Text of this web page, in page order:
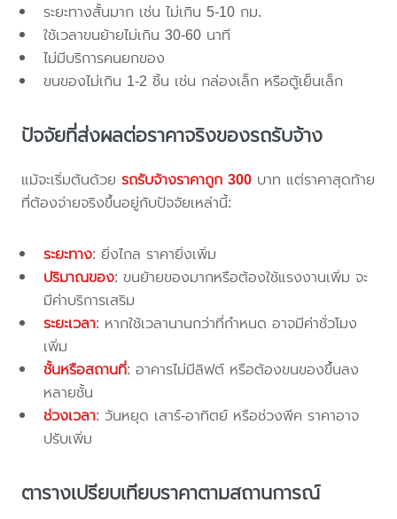
ระยะทางสั้นมาก เช่น ไม่เกิน 5-10 กม.
ใช้เวลาขนย้ายไม่เกิน 30-60 นาที
ไม่มีบริการคนยกของ
ขนของไม่เกิน 1-2 ชิ้น เช่น กล่องเล็ก หรือตู้เย็นเล็ก
ปัจจัยที่ส่งผลต่อราคาจริงของรถรับจ้าง
แม้จะเริ่มต้นด้วยรถรับจ้างราคาถูก 300 บาท แต่ราคาสุดท้าย
ที่ต้องจ่ายจริงขึ้นอยู่กับปัจจัยเหล่านี้:
ระยะทาง: ยิ่งไกล ราคายิ่งเพิ่ม
ปริมาณของ: ขนย้ายของมากหรือต้องใช้แรงงานเพิ่ม จะ
มีค่าบริการเสริม
ระยะเวลา: หากใช้เวลานานกว่าที่กำหนด อาจมีค่าชั่วโมง
เพิ่ม
ชั้นหรือสถานที่: อาคารไม่มีลิฟต์ หรือต้องขนของขึ้นลง
หลายชั้น
ช่วงเวลา: วันหยุด เสาร์-อาทิตย์ หรือช่วงพีค ราคาอาจ
ปรับเพิ่ม
ตารางเปรียบเทียบราคาตามสถานการณ์